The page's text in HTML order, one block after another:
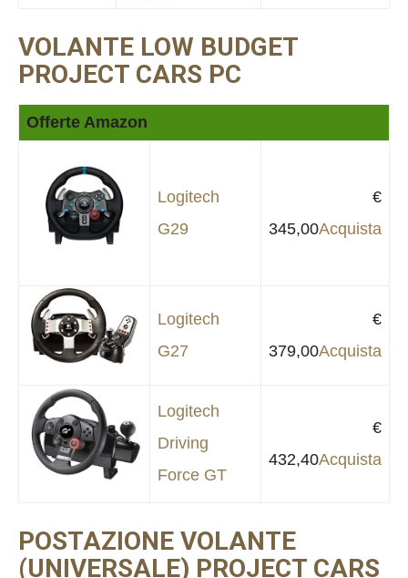
VOLANTE LOW BUDGET
PROJECT CARS PC
Offerte Amazon
Logitech
G29
€
345,00Acquista
Logitech
G27
€
379,00Acquista
Logitech
Driving
Force GT
€
432,40Acquista
POSTAZIONE VOLANTE
(UNIVERSALE) PROJECT CARS